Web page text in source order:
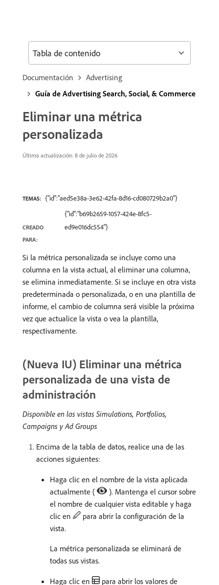
Documentación
Advertising
Guía de Advertising Search, Social, & Commerce
Eliminar una métrica
personalizada
Última actualización: 8 de julio de 2026
TEMAS: {"id":"aed5e38a-3e62-42fa-8d16-cd080729b2a0"}
CREADO
PARA:
{"id":"b69b2659-1057-424e-8fc5-
ed9e016dc554"}
Si la métrica personalizada se incluye como una
columna en la vista actual, al eliminar una columna,
se elimina inmediatamente. Si se incluye en otra vista
predeterminada o personalizada, o en una plantilla de
informe, el cambio de columna será visible la próxima
vez que actualice la vista o vea la plantilla,
respectivamente.
(Nueva IU) Eliminar una métrica
personalizada de una vista de
administración
Disponible en las vistas Simulations, Portfolios,
Campaigns y Ad Groups
Encima de la tabla de datos, realice una de las
acciones siguientes:
Haga clic en el nombre de la vista aplicada
actualmente (
). Mantenga el cursor sobre
el nombre de cualquier vista editable y haga
clic en
para abrir la configuración de la
vista.
La métrica personalizada se eliminará de
todas sus vistas.
Haga clic en
para abrir los valores de
Tabla de contenido